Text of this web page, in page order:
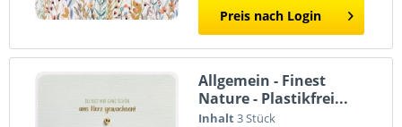
Preis nach Login
Allgemein - Finest
Nature - Plastikfrei...
Inhalt3 Stück